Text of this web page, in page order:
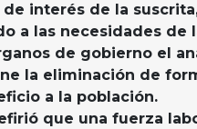
interés de la
a las necesidades
de gobierno el
la eliminación de
a la población.
que una fuerza